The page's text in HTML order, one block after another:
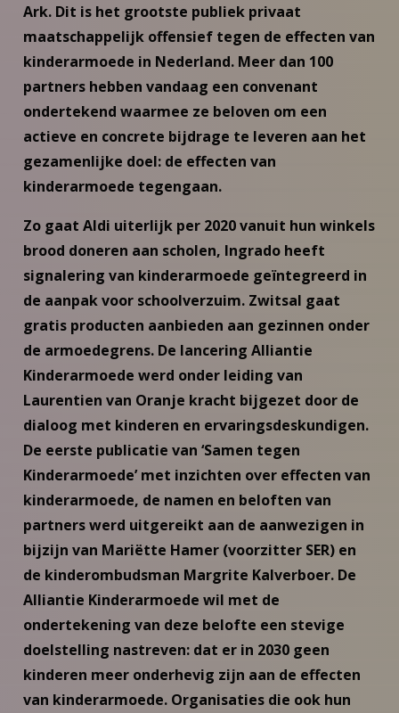
Ark. Dit is het grootste publiek privaat
maatschappelijk offensief tegen de effecten van
kinderarmoede in Nederland. Meer dan 100
partners hebben vandaag een convenant
ondertekend waarmee ze beloven om een
actieve en concrete bijdrage te leveren aan het
gezamenlijke doel: de effecten van
kinderarmoede tegengaan.
Zo gaat Aldi uiterlijk per 2020 vanuit hun winkels
brood doneren aan scholen, Ingrado heeft
signalering van kinderarmoede geïntegreerd in
de aanpak voor schoolverzuim. Zwitsal gaat
gratis producten aanbieden aan gezinnen onder
de armoedegrens. De lancering Alliantie
Kinderarmoede werd onder leiding van
Laurentien van Oranje kracht bijgezet door de
dialoog met kinderen en ervaringsdeskundigen.
De eerste publicatie van ‘Samen tegen
Kinderarmoede’ met inzichten over effecten van
kinderarmoede, de namen en beloften van
partners werd uitgereikt aan de aanwezigen in
bijzijn van Mariëtte Hamer (voorzitter SER) en
de kinderombudsman Margrite Kalverboer. De
Alliantie Kinderarmoede wil met de
ondertekening van deze belofte een stevige
doelstelling nastreven: dat er in 2030 geen
kinderen meer onderhevig zijn aan de effecten
van kinderarmoede. Organisaties die ook hun